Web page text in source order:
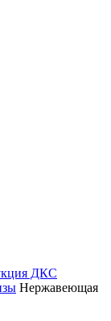
ДКС
Нержавеющая